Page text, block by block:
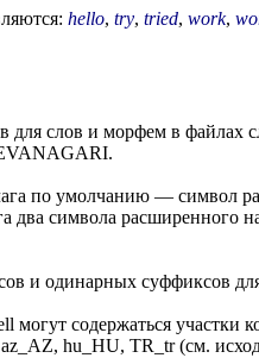
hello, try, tried, work,
для слов и морфем в
по умолчанию — символ
два символа расширенного
и одинарных суффиксов
могут содержаться
hu_HU, TR_tr (см.